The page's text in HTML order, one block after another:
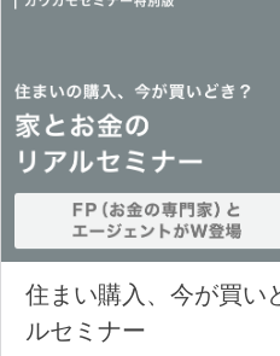
住まい購入、今が買い
ルセミナー